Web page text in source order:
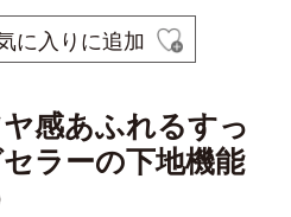
に入りに追加
感あふれるすっ
ラーの下地機能